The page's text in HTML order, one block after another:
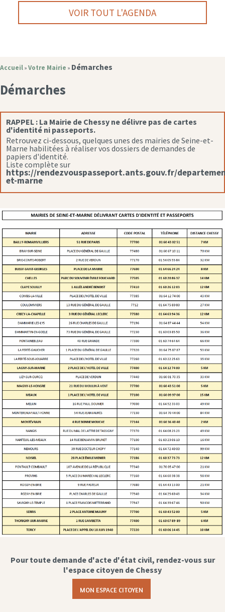
VOIR TOUT L'AGENDA
Accueil » Votre Mairie » Démarches
Démarches
RAPPEL : La Mairie de Chessy ne délivre pas de cartes
d'identité ni passeports.
Retrouvez ci-dessous, quelques unes des mairies de Seine-et-
Marne habilitées à réaliser vos dossiers de demandes de
papiers d'identité.
Liste complète sur
https://rendezvouspasseport.ants.gouv.fr/
et-marne
Pour toute demande d'acte d'état civil, rendez-vous sur
l'espace citoyen de Chessy
MON ESPACE CITOYEN